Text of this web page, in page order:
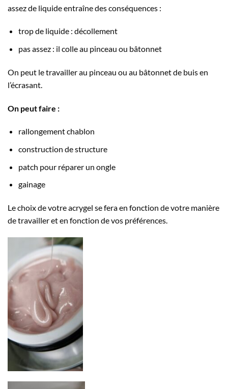
assez de liquide entraîne des conséquences :
trop de liquide : décollement
pas assez : il colle au pinceau ou bâtonnet
On peut le travailler au pinceau ou au bâtonnet de buis en
l’écrasant.
On peut faire :
rallongement chablon
construction de structure
patch pour réparer un ongle
gainage
Le choix de votre acrygel se fera en fonction de votre manière
de travailler et en fonction de vos préférences.